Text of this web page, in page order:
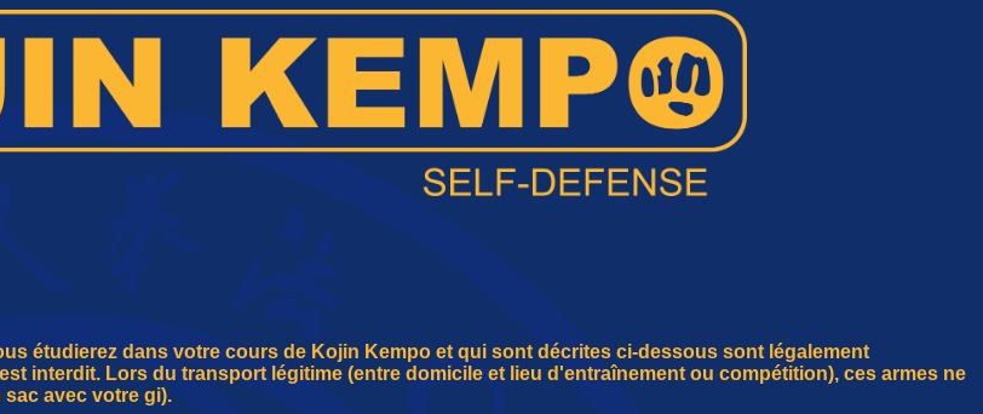
étudierez dans votre cours de Kojin Kempo et qui sont décrites ci-dessous sont légalement
interdit. Lors du transport légitime (entre domicile et lieu d'entraînement ou compétition), ces armes ne
avec votre gi).